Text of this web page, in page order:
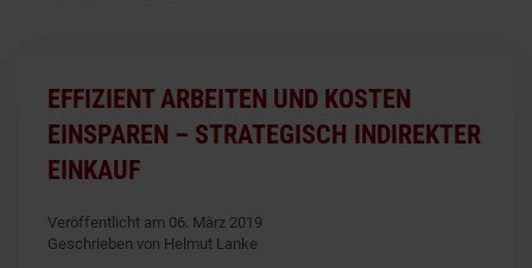
EFFIZIENT ARBEITEN UND KOSTEN
EINSPAREN – STRATEGISCH INDIREKTER
EINKAUF
Veröffentlicht am 06. März 2019
Geschrieben von Helmut Lanke